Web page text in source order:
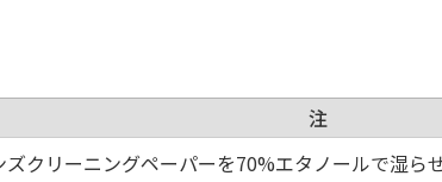
注
ズクリーニングペーパーを70%エタノールで湿ら